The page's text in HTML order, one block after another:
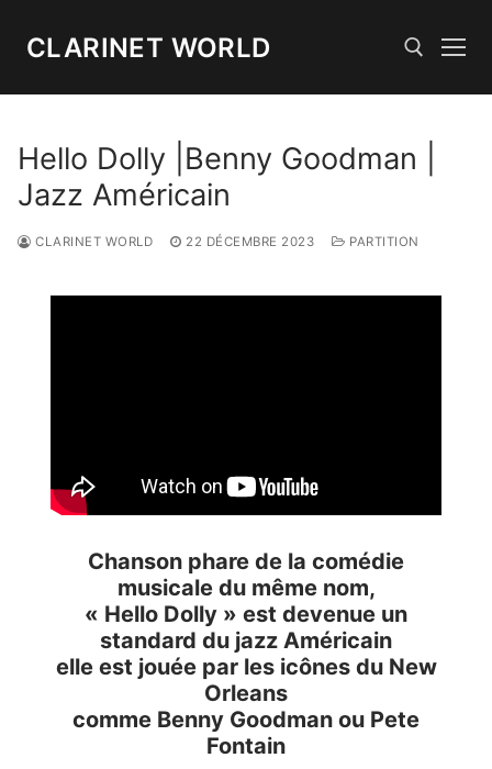
CLARINET WORLD
Hello Dolly |Benny Goodman |
Jazz Américain
CLARINET WORLD 22 DÉCEMBRE 2023 PARTITION
Chanson phare de la comédie
musicale du même nom,
« Hello Dolly » est devenue un
standard du jazz Américain
elle est jouée par les icônes du New
Orleans
comme Benny Goodman ou Pete
Fontain